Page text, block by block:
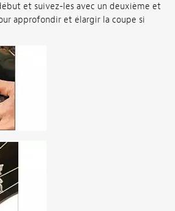
et suivez-les avec un deuxième et
approfondir et élargir la coupe si